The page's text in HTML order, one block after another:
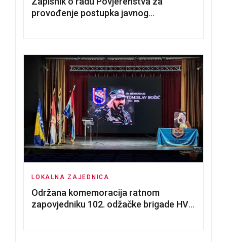
provođenje postupka javnog
LOKALNA ZAJEDNICA
Održana komemoracija ratnom
zapovjedniku 102. odžačke brigade HVO